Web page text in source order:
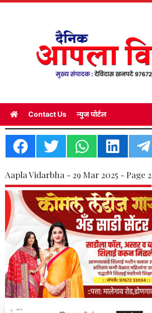
Contact Us न्युज पोर्टल
Aapla Vidarbha - 29 Mar 2025 - Page 2